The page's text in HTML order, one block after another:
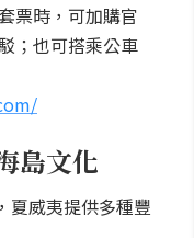
票時，可加購官
；也可搭乘公車
島文化
夏威夷提供多種豐